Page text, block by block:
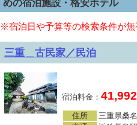
めの宿泊施設・格安ホテル
※宿泊日や予算等の検索条件が
三重＿古民家／民泊
宿泊料金：
住所
三重県桑